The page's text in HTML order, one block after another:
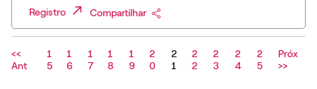
Registro Compartilhar
<<
Ant
1
5
1
6
1
7
1
8
1
9
2
0
2
1
2
2
2
3
2
4
2
5
Próx
>>